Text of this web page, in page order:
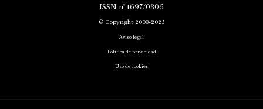
ISSN nº 1697/0306
© Copyright 2003-2025
Aviso legal
Política de privacidad
Uso de cookies